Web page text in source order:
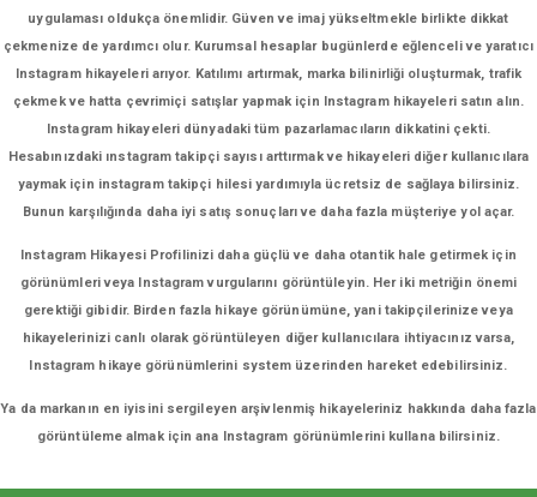
uygulaması oldukça önemlidir. Güven ve imaj yükseltmekle birlikte dikkat
çekmenize de yardımcı olur. Kurumsal hesaplar bugünlerde eğlenceli ve yaratıcı
Instagram hikayeleri arıyor. Katılımı artırmak, marka bilinirliği oluşturmak, trafik
çekmek ve hatta çevrimiçi satışlar yapmak için Instagram hikayeleri satın alın.
Instagram hikayeleri dünyadaki tüm pazarlamacıların dikkatini çekti.
Hesabınızdaki ınstagram takipçi sayısı arttırmak ve hikayeleri diğer kullanıcılara
yaymak için instagram takipçi hilesi yardımıyla ücretsiz de sağlaya bilirsiniz.
Bunun karşılığında daha iyi satış sonuçları ve daha fazla müşteriye yol açar.
Instagram Hikayesi Profilinizi daha güçlü ve daha otantik hale getirmek için
görünümleri veya Instagram vurgularını görüntüleyin. Her iki metriğin önemi
gerektiği gibidir. Birden fazla hikaye görünümüne, yani takipçilerinize veya
hikayelerinizi canlı olarak görüntüleyen diğer kullanıcılara ihtiyacınız varsa,
Instagram hikaye görünümlerini system üzerinden hareket edebilirsiniz.
Ya da markanın en iyisini sergileyen arşivlenmiş hikayeleriniz hakkında daha fazla
görüntüleme almak için ana Instagram görünümlerini kullana bilirsiniz.